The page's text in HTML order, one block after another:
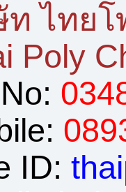
ท ไทย
Poly
ID: